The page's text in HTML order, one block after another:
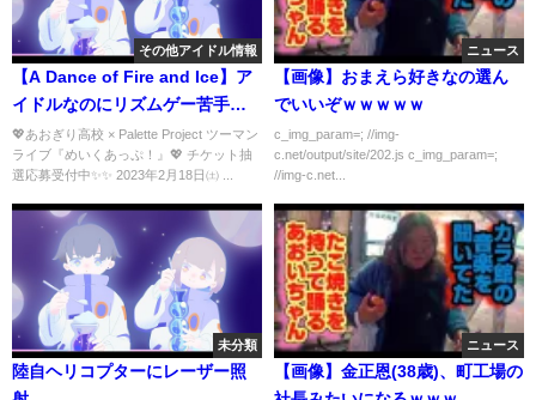
その他アイドル情報
【A Dance of Fire and Ice】ア
イドルなのにリズムゲー苦手な
んてそんな！？【 #暁月クララ /
#パレプロ 】
💖あおぎり高校 × Palette Project ツーマン
ライブ『めいくあっぷ！』💖 チケット抽
選応募受付中✨✨ 2023年2月18日㈯ ...
ニュース
【画像】おまえら好きなの選ん
でいいぞｗｗｗｗｗ
c_img_param=; //img-
c.net/output/site/202.js c_img_param=;
//img-c.net...
未分類
陸自ヘリコプターにレーザー照
ニュース
【画像】金正恩(38歳)、町工場の